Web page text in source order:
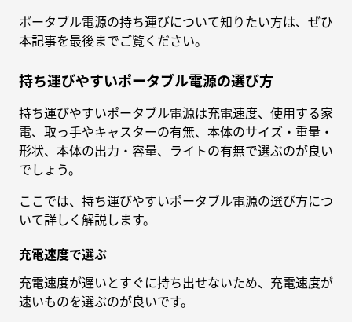
ポータブル電源の持ち運びについて知りたい方は、ぜひ
本記事を最後までご覧ください。
持ち運びやすいポータブル電源の選び方
持ち運びやすいポータブル電源は充電速度、使用する家
電、取っ手やキャスターの有無、本体のサイズ・重量・
形状、本体の出力・容量、ライトの有無で選ぶのが良い
でしょう。
ここでは、持ち運びやすいポータブル電源の選び方につ
いて詳しく解説します。
充電速度で選ぶ
充電速度が遅いとすぐに持ち出せないため、充電速度が
速いものを選ぶのが良いです。